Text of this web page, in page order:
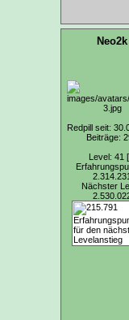
Neo2k
Redpill seit:
Beiträge:
Level: 41
2.314.231
Nächster